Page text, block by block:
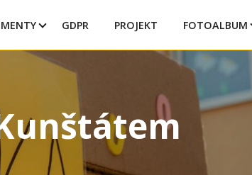
GDPR PROJEKT FOTOALBUM